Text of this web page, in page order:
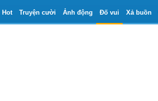
Hot Truyện cười Ảnh động Đố vui Xả buồn